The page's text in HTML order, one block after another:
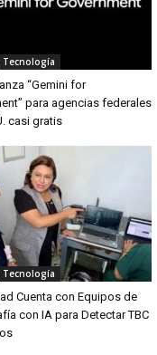
Tecnología
“Gemini for
para agencias federales
casi gratis
Tecnología
Cuenta con Equipos de
con IA para Detectar TBC